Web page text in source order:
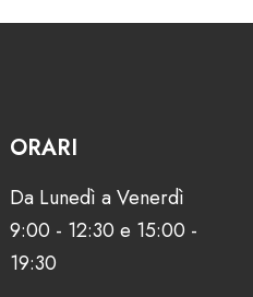
ORARI
Da Lunedì a Venerdì
9:00 - 12:30 e 15:00 -
19:30